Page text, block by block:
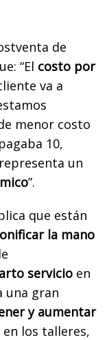
de
“El costo por
va a
menor costo
10,
un
”.
que están
la mano
servicio en
una gran
y aumentar
los talleres,